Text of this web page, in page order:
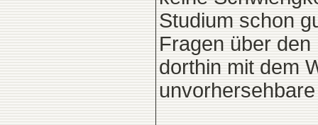
Studium schon
Fragen über
dorthin mit dem